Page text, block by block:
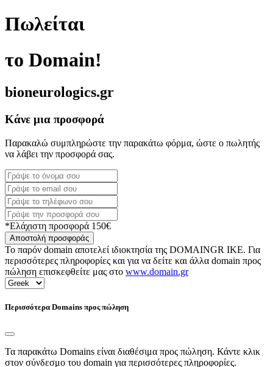
Πωλείται
το Domain!
bioneurologics.gr
Κάνε μια προσφορά
Παρακαλώ συμπληρώστε την παρακάτω φόρμα, ώστε ο πωλητής
να λάβει την προσφορά σας.
*Ελάχιστη προσφορά 150€
Αποστολή προσφοράς
Το παρόν domain αποτελεί ιδιοκτησία της DOMAINGR ΙΚΕ. Για
περισσότερες πληροφορίες και για να δείτε και άλλα domain προς
πώληση επισκεφθείτε μας στο www.domain.gr
Περισσότερα Domains προς πώληση
Τα παρακάτω Domains είναι διαθέσιμα προς πώληση. Κάντε κλικ
στον σύνδεσμο του domain για περισσότερες πληροφορίες.